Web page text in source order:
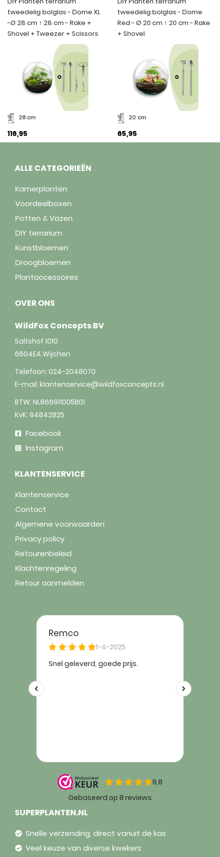
tweedelig bolglas - Dome XL
-Ø 28 cm ↑ 28 cm - Rake +
Shovel + Tweezer + Scissors
28 cm
116,95
tweedelig bolglas - Dome
Red - Ø 20 cm ↑ 20 cm - Rake
+ Shovel
20 cm
65,95
ALLE CATEGORIEËN
Kamerplanten
Voordeelboxen
Potten & Vazen
DIY terrarium
Kunstbloemen
Droogbloemen
Plantaccessoires
OVER ONS
WildFox Concepts BV
Saltshof 1010
6604EA Wijchen
Telefoon: 024-2048070
E-mail: klantenservice@wildfoxconcepts.nl
BTW: NL866911005B01
KvK: 94842825
Facebook
Instagram
KLANTENSERVICE
Klantenservice
Contact
Algemene voorwaarden
Privacy policy
Retourenbeleid
Klachtenregeling
Retour aanmelden
SUPERPLANTEN.NL
Snelle verzending, direct vanuit de kas
Veel keuze van diverse kwekers